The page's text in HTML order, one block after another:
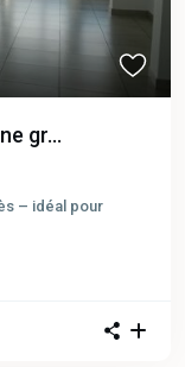
gr...
– idéal pour